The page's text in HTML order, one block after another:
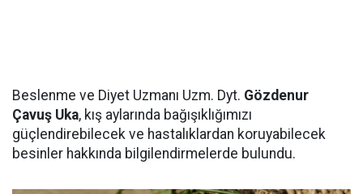
Beslenme ve Diyet Uzmanı Uzm. Dyt. Gözdenur
Çavuş Uka, kış aylarında bağışıklığımızı
güçlendirebilecek ve hastalıklardan koruyabilecek
besinler hakkında bilgilendirmelerde bulundu.